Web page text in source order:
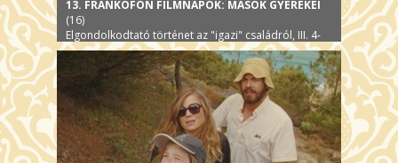
13. FRANKOFÓN FILMNAPOK: MÁSOK GYEREKEI
(16)
Elgondolkodtató történet az "igazi" családról, III. 4-
én